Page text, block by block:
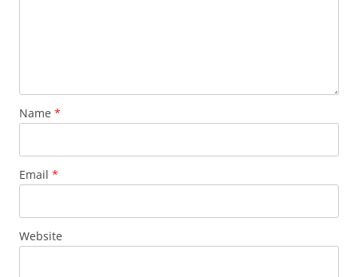
Name *
Email *
Website